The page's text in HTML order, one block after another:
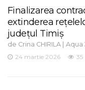
Finalizarea
extinderea
județul Timiș
de Crina CHIRILA | Aqua
24 martie 2026
35